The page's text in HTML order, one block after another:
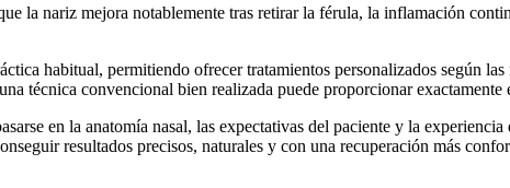
la nariz mejora notablemente tras retirar la férula, la inflamación
habitual, permitiendo ofrecer tratamientos personalizados según
técnica convencional bien realizada puede proporcionar exactamente
en la anatomía nasal, las expectativas del paciente y la
resultados precisos, naturales y con una recuperación más